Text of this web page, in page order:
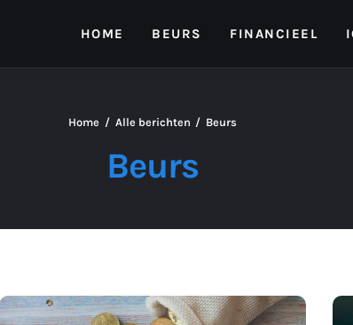
HOME BEURS FINANCIEEL
Beurs
Home Alle berichten Beurs